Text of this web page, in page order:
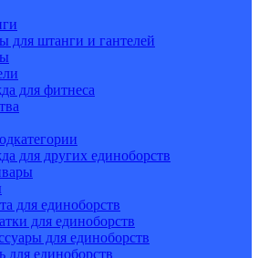
для штанги и гантелей
для фитнеса
для других единоборств
для единоборств
для единоборств
для единоборств
для единоборств